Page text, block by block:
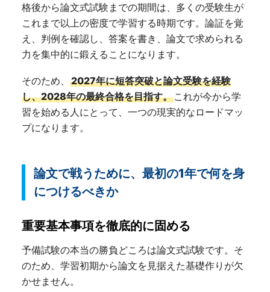
格後から論文式試験までの期間は、多くの受験生が
これまで以上の密度で学習する時期です。論証を覚
え、判例を確認し、答案を書き、論文で求められる
力を集中的に鍛えることになります。
そのため、 2027年に短答突破と論文受験を経験
し、2028年の最終合格を目指す。 これが今から学
習を始める人にとって、一つの現実的なロードマッ
プになります。
論文で戦うために、最初の1年で何を身
につけるべきか
重要基本事項を徹底的に固める
予備試験の本当の勝負どころは論文式試験です。そ
のため、学習初期から論文を見据えた基礎作りが欠
かせません。